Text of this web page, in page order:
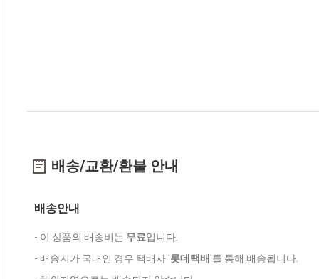
배송/교환/환불 안내
배송안내
- 이 상품의 배송비는 무료입니다.
- 배송지가 국내인 경우 택배사 '롯데택배'를 통해 배송됩니다.